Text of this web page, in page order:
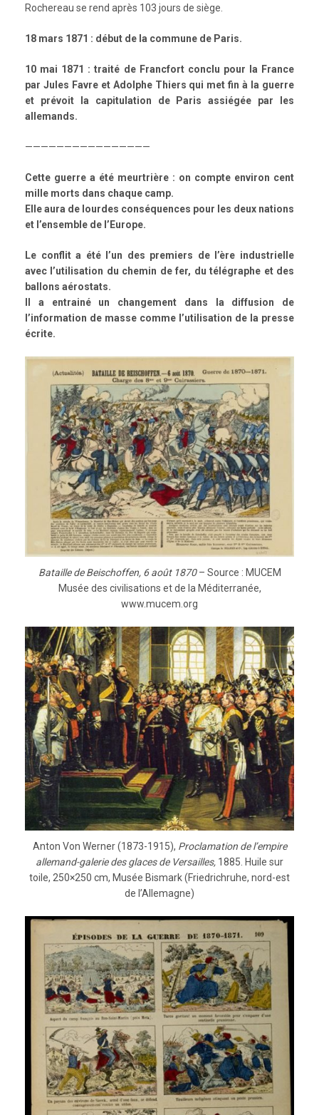
Rochereau se rend après 103 jours de siège.
18 mars 1871 : début de la commune de Paris.
10 mai 1871 : traité de Francfort conclu pour la France
par Jules Favre et Adolphe Thiers qui met fin à la guerre
et prévoit la capitulation de Paris assiégée par les
allemands.
————————————————
Cette guerre a été meurtrière : on compte environ cent
mille morts dans chaque camp.
Elle aura de lourdes conséquences pour les deux nations
et l’ensemble de l’Europe.
Le conflit a été l’un des premiers de l’ère industrielle
avec l’utilisation du chemin de fer, du télégraphe et des
ballons aérostats.
Il a entrainé un changement dans la diffusion de
l’information de masse comme l’utilisation de la presse
écrite.
Bataille de Beischoffen, 6 août 1870– Source : MUCEM
Musée des civilisations et de la Méditerranée,
www.mucem.org
Anton Von Werner (1873-1915), Proclamation de l’empire
allemand-galerie des glaces de Versailles, 1885. Huile sur
toile, 250×250 cm, Musée Bismark (Friedrichruhe, nord-est
de l’Allemagne)